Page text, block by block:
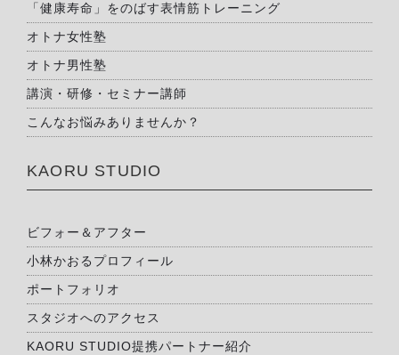
「健康寿命」をのばす表情筋トレーニング
オトナ女性塾
オトナ男性塾
講演・研修・セミナー講師
こんなお悩みありませんか？
KAORU STUDIO
ビフォー＆アフター
小林かおるプロフィール
ポートフォリオ
スタジオへのアクセス
KAORU STUDIO提携パートナー紹介